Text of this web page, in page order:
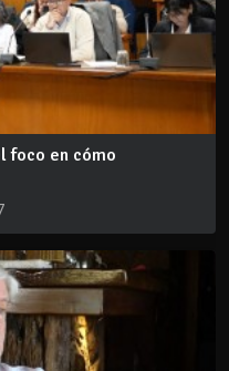
foco en cómo